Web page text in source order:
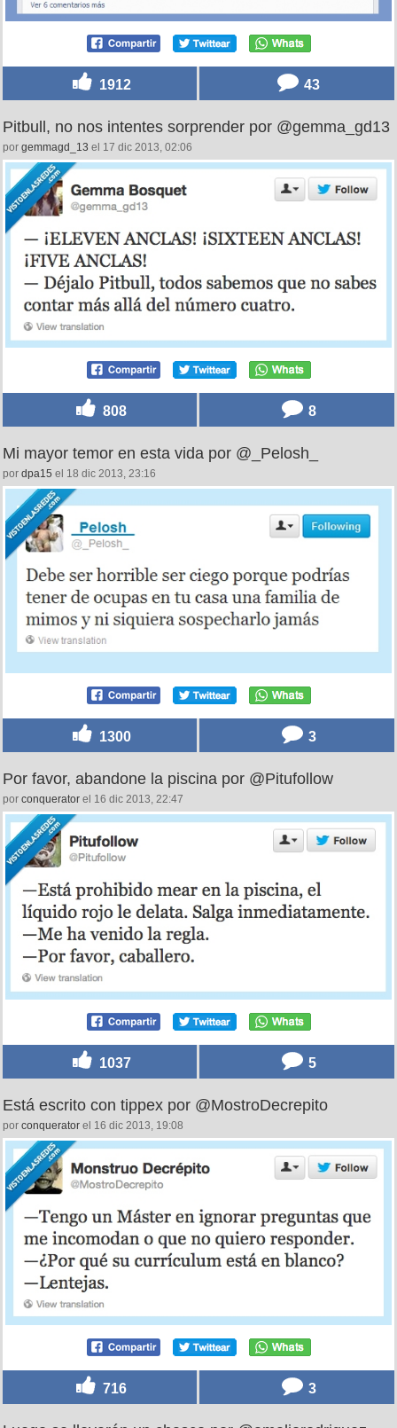
1912 43
Pitbull, no nos intentes sorprender por @gemma_gd13
por gemmagd_13 el 17 dic 2013, 02:06
808 8
Mi mayor temor en esta vida por @_Pelosh_
por dpa15 el 18 dic 2013, 23:16
1300 3
Por favor, abandone la piscina por @Pitufollow
por conquerator el 16 dic 2013, 22:47
1037 5
Está escrito con tippex por @MostroDecrepito
por conquerator el 16 dic 2013, 19:08
716 3